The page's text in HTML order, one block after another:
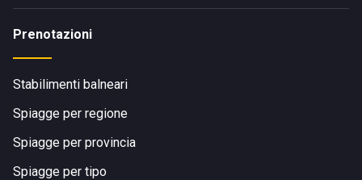
Prenotazioni
Stabilimenti balneari
Spiagge per regione
Spiagge per provincia
Spiagge per tipo